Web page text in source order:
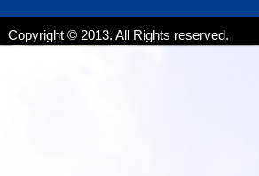
Copyright © 2013. All Rights reserved.